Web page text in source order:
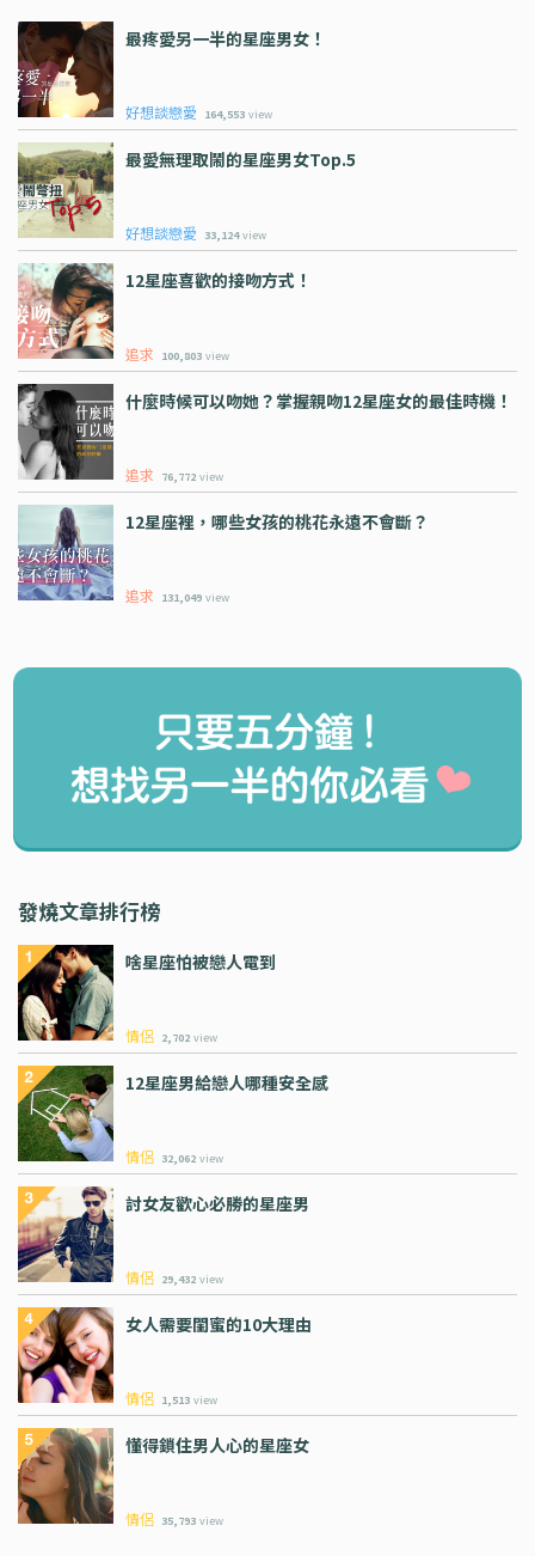
最疼愛另一半的星座男女！
好想談戀愛 164,553 view
最愛無理取鬧的星座男女Top.5
好想談戀愛 33,124 view
12星座喜歡的接吻方式！
追求 100,803 view
什麼時候可以吻她？掌握親吻12星座女的最佳時機！
追求 76,772 view
12星座裡，哪些女孩的桃花永遠不會斷？
追求 131,049 view
發燒文章排行榜
啥星座怕被戀人電到
情侶 2,702 view
12星座男給戀人哪種安全感
情侶 32,062 view
討女友歡心必勝的星座男
情侶 29,432 view
女人需要閨蜜的10大理由
情侶 1,513 view
懂得鎖住男人心的星座女
情侶 35,793 view